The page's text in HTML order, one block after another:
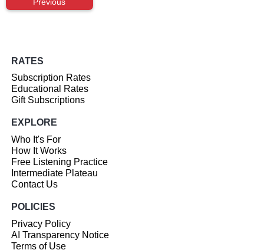
RATES
Subscription Rates
Educational Rates
Gift Subscriptions
EXPLORE
Who It's For
How It Works
Free Listening Practice
Intermediate Plateau
Contact Us
POLICIES
Privacy Policy
AI Transparency Notice
Terms of Use